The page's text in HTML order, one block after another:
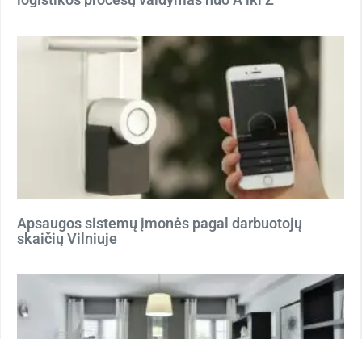
Apsaugos sistemų įmonės pagal darbuotojų
skaičių Vilniuje